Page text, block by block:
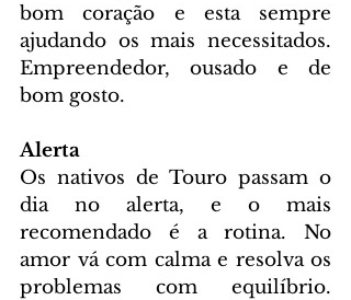
bom coração e esta sempre
ajudando os mais necessitados.
Empreendedor, ousado e de
bom gosto.
Alerta
Os nativos de Touro passam o
dia no alerta, e o mais
recomendado é a rotina. No
amor vá com calma e resolva os
problemas com equilíbrio.